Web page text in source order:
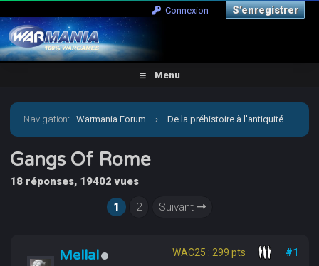
Connexion S’enregistrer
Menu
Navigation:Warmania Forum › De la préhistoire à l'antiquité
› Antiquité-Historique › Gangs Of Rome
Gangs Of Rome
18 réponses, 19402 vues
1
2 Suivant
Mellal WAC25 : 299 pts #1